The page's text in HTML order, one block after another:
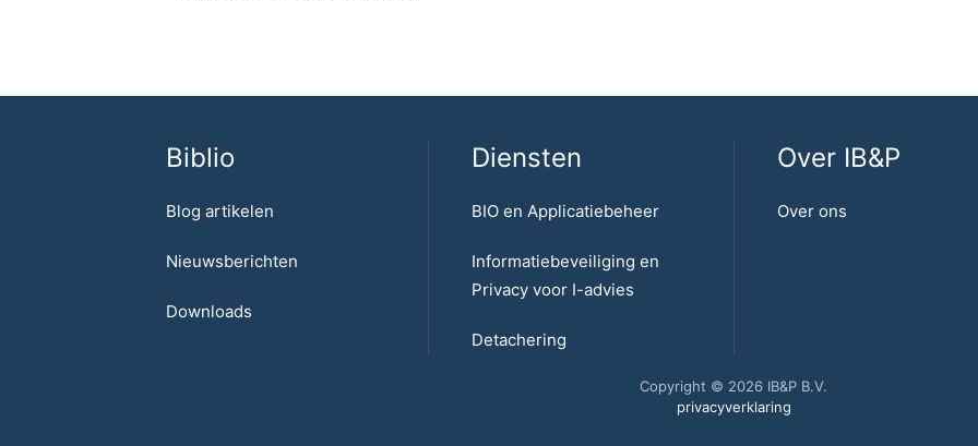
Biblio
Blog artikelen
Nieuwsberichten
Downloads
Diensten
BIO en Applicatiebeheer
Informatiebeveiliging en
Privacy voor I-advies
Detachering
Over IB&P
Over ons
Copyright © 2026 IB&P B.V.
privacyverklaring